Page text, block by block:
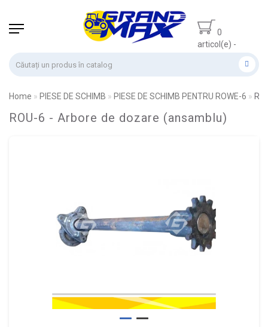
0
articol(e) -
Home PIESE DE SCHIMB PIESE DE SCHIMB PENTRU ROWE-6
ROU-6 - Arbore de dozare (ansamblu)